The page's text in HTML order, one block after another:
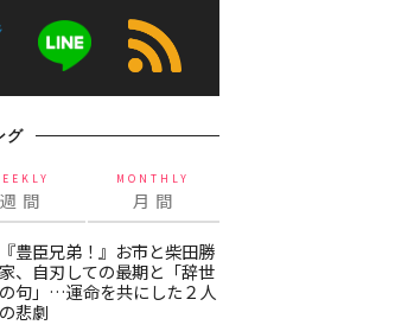
グ
週 間
MONTHLY
月 間
『豊臣兄弟！』お市と柴田勝
家、自刃しての最期と「辞世
の句」…運命を共にした２人
の悲劇